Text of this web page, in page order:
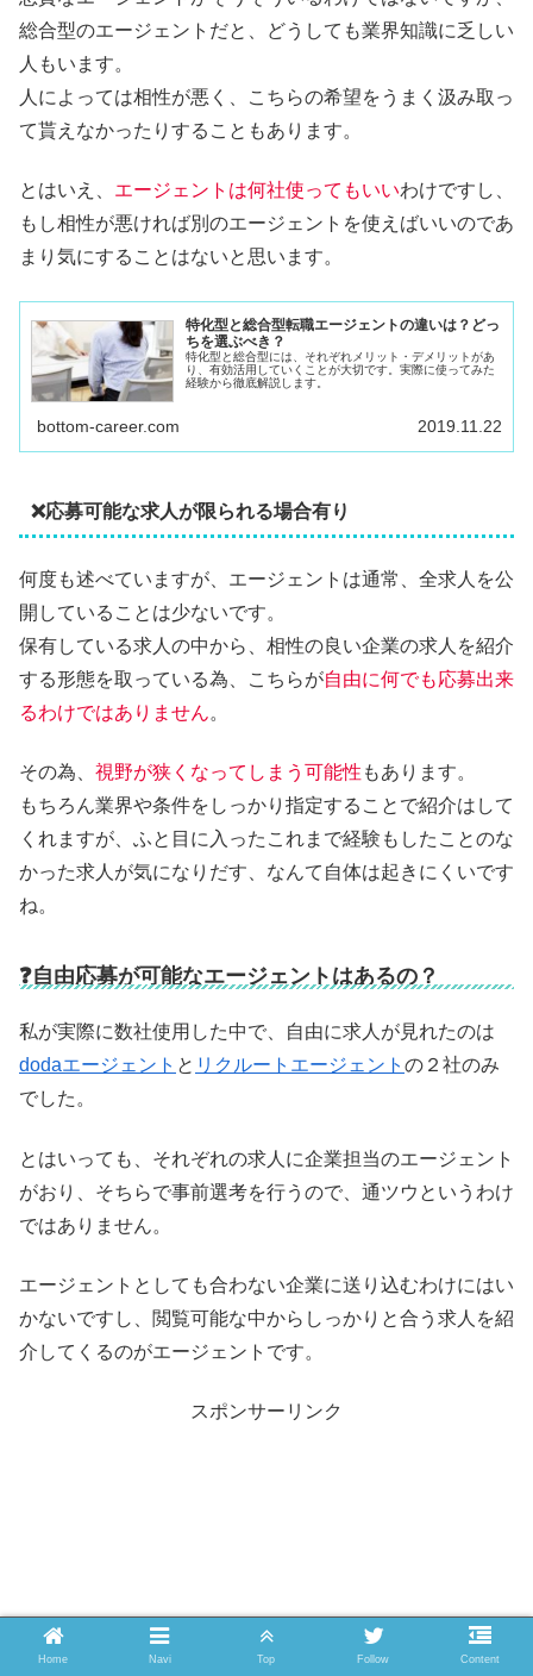
総合型のエージェントだと、どうしても業界知識に乏しい
人もいます。
人によっては相性が悪く、こちらの希望をうまく汲み取っ
て貰えなかったりすることもあります。
とはいえ、 エージェントは何社使ってもいいわけですし、
もし相性が悪ければ別のエージェントを使えばいいのであ
まり気にすることはないと思います。
特化型と総合型転職エージェントの違いは？どっ
ちを選ぶべき？
特化型と総合型には、それぞれメリット・デメリットがあ
り、有効活用していくことが大切です。実際に使ってみた
経験から徹底解説します。
bottom-career.com 2019.11.22
❌応募可能な求人が限られる場合有り
何度も述べていますが、エージェントは通常、全求人を公
開していることは少ないです。
保有している求人の中から、相性の良い企業の求人を紹介
する形態を取っている為、こちらが自由に何でも応募出来
るわけではありません。
その為、 視野が狭くなってしまう可能性 もあります。
もちろん業界や条件をしっかり指定することで紹介はして
くれますが、ふと目に入ったこれまで経験もしたことのな
かった求人が気になりだす、なんて自体は起きにくいです
ね。
❓自由応募が可能なエージェントはあるの？
私が実際に数社使用した中で、自由に求人が見れたのは
dodaエージェント と リクルートエージェント の２社のみ
でした。
とはいっても、それぞれの求人に企業担当のエージェント
がおり、そちらで事前選考を行うので、通ツウというわけ
ではありません。
エージェントとしても合わない企業に送り込むわけにはい
かないですし、閲覧可能な中からしっかりと合う求人を紹
介してくるのがエージェントです。
スポンサーリンク
Home Navi Top Follow Content